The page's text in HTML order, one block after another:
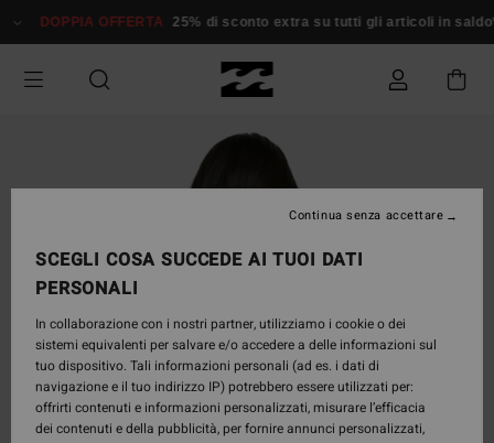
alle
prodotto
DOPPIA OFFERTA 25% di sconto extra su tutti gli articoli in saldo*
SCEGLI COSA SUCCEDE AI TUOI DATI
PERSONALI
In collaborazione con i nostri partner, utilizziamo i cookie o dei
sistemi equivalenti per salvare e/o accedere a delle informazioni sul
tuo dispositivo. Tali informazioni personali (ad es. i dati di
navigazione e il tuo indirizzo IP) potrebbero essere utilizzati per:
offrirti contenuti e informazioni personalizzati, misurare l’efficacia
dei contenuti e della pubblicità, per fornire annunci personalizzati,
Continua senza accettare